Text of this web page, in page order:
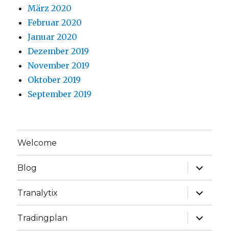
März 2020
Februar 2020
Januar 2020
Dezember 2019
November 2019
Oktober 2019
September 2019
Welcome
Blog
Tranalytix
Tradingplan